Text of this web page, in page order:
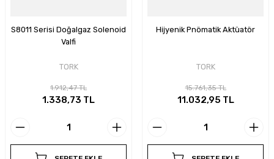
S8011 Serisi Doğalgaz Solenoid
Valfi
TORK
1.912,47 TL
1.338,73 TL
Hijyenik Pnömatik Aktüatör
TORK
15.761,35 TL
11.032,95 TL